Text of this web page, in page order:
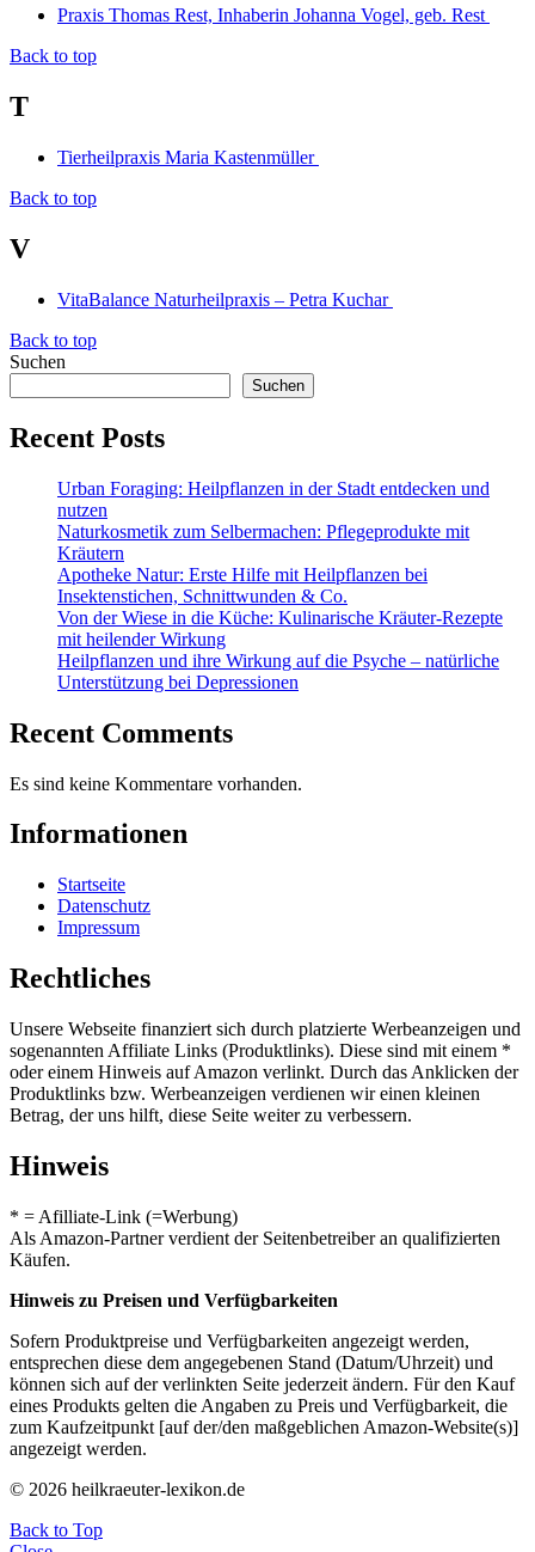
Praxis Thomas Rest, Inhaberin Johanna Vogel, geb. Rest
Back to top
T
Tierheilpraxis Maria Kastenmüller
Back to top
V
VitaBalance Naturheilpraxis – Petra Kuchar
Back to top
Suchen
Suchen
Recent Posts
Urban Foraging: Heilpflanzen in der Stadt entdecken und
nutzen
Naturkosmetik zum Selbermachen: Pflegeprodukte mit
Kräutern
Apotheke Natur: Erste Hilfe mit Heilpflanzen bei
Insektenstichen, Schnittwunden & Co.
Von der Wiese in die Küche: Kulinarische Kräuter-Rezepte
mit heilender Wirkung
Heilpflanzen und ihre Wirkung auf die Psyche – natürliche
Unterstützung bei Depressionen
Recent Comments
Es sind keine Kommentare vorhanden.
Informationen
Startseite
Datenschutz
Impressum
Rechtliches
Unsere Webseite finanziert sich durch platzierte Werbeanzeigen und
sogenannten Affiliate Links (Produktlinks). Diese sind mit einem *
oder einem Hinweis auf Amazon verlinkt. Durch das Anklicken der
Produktlinks bzw. Werbeanzeigen verdienen wir einen kleinen
Betrag, der uns hilft, diese Seite weiter zu verbessern.
Hinweis
* = Afilliate-Link (=Werbung)
Als Amazon-Partner verdient der Seitenbetreiber an qualifizierten
Käufen.
Hinweis zu Preisen und Verfügbarkeiten
Sofern Produktpreise und Verfügbarkeiten angezeigt werden,
entsprechen diese dem angegebenen Stand (Datum/Uhrzeit) und
können sich auf der verlinkten Seite jederzeit ändern. Für den Kauf
eines Produkts gelten die Angaben zu Preis und Verfügbarkeit, die
zum Kaufzeitpunkt [auf der/den maßgeblichen Amazon-Website(s)]
angezeigt werden.
© 2026 heilkraeuter-lexikon.de
Back to Top